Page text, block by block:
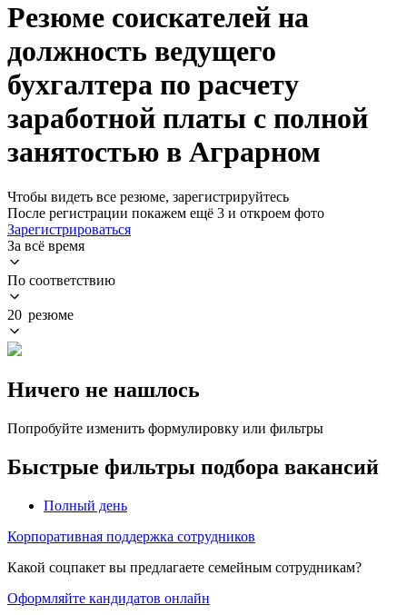
Резюме соискателей на
должность ведущего
бухгалтера по расчету
заработной платы с полной
занятостью в Аграрном
Чтобы видеть все резюме, зарегистрируйтесь
После регистрации покажем ещё 3 и откроем фото
Зарегистрироваться
За всё время
По соответствию
20 резюме
Ничего не нашлось
Попробуйте изменить формулировку или фильтры
Быстрые фильтры подбора вакансий
Полный день
Корпоративная поддержка сотрудников
Какой соцпакет вы предлагаете семейным сотрудникам?
Оформляйте кандидатов онлайн